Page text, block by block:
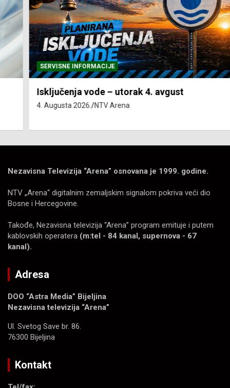
SERVISNE INFORMACIJE
Isključenja vode – utorak 4. avgust
4. Augusta 2026. NTV Arena
Nezavisna Televizija “Arena” osnovana je 1999. godine.
NTV „Arena“ digitalnim zemaljskim signalom pokriva veći dio
Bosne i Hercegovine.
Takođe, Nezavisna televizija “Arena” program emituje i putem
kablovskih operatera (m:tel - 84 kanal, supernova - 67
kanal).
Adresa
DOO “Astra Media” Bijeljina
Nezavisna televizija “Arena”
Ul. Svetog Save br. 86.
76300 Bijeljina
Kontakt